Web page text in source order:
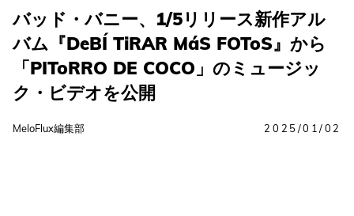
バッド・バニー、1/5リリース新作アル
バム『DeBÍ TiRAR MáS FOToS』から
「PIToRRO DE COCO」のミュージッ
ク・ビデオを公開
MeloFlux編集部 2025/01/02